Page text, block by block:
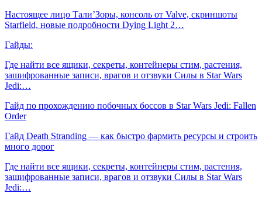
Настоящее лицо Тали’Зоры, консоль от Valve, скриншоты
Starfield, новые подробности Dying Light 2…
Гайды:
Где найти все ящики, секреты, контейнеры стим, растения,
зашифрованные записи, врагов и отзвуки Силы в Star Wars
Jedi:…
Гайд по прохождению побочных боссов в Star Wars Jedi: Fallen
Order
Гайд Death Stranding — как быстро фармить ресурсы и строить
много дорог
Где найти все ящики, секреты, контейнеры стим, растения,
зашифрованные записи, врагов и отзвуки Силы в Star Wars
Jedi:…